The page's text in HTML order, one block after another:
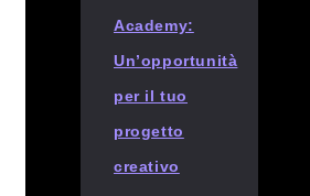
Academy:
Un’opportunità
per il tuo
progetto
creativo